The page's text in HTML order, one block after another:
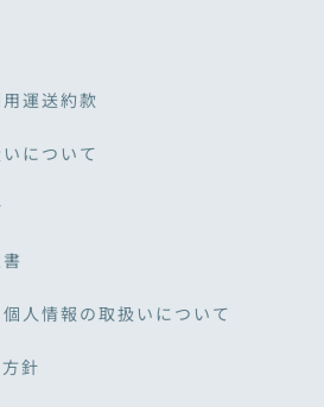
運送約款
について
人情報の取扱いについて
針